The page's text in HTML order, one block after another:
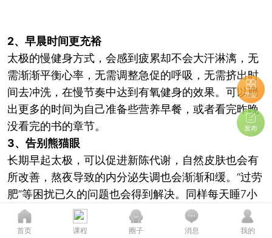
2、早晨时间更充裕
太极的慢健身方式，会感到疲累却不会大汗淋漓，无
需渐渐平衡心率，无需调整急促的呼吸，无需挤出时
间去冲洗，在慢节奏中达到有氧健身的效果。可以腾
出更多的时间为自己准备些营养早餐，或者看完昨晚
没看完的书的章节。
3、告别熊猫眼
长期早起太极，可以促进新陈代谢，自然皮肤也会有
所改善，熬夜导致的内分泌失调也会渐渐和缓。“过劳
肥”等困扰已久的问题也会得到解决。同样每天睡7小
时，你却可以拥有更加饱满的精神状态和更佳的肤
质。您的态度至关重要...
功能
发布
首页 课程 圈子 消息 我的